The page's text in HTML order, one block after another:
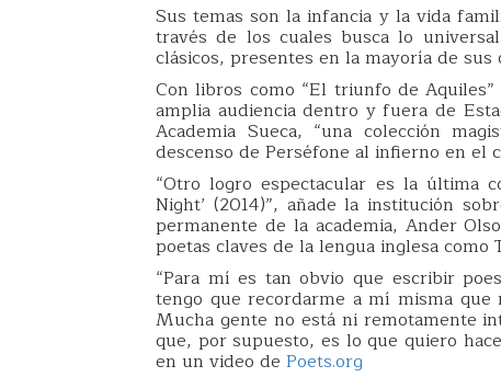
Sus temas son la infancia y la vida
través de los cuales busca lo
clásicos, presentes en la mayoría de sus
Con libros como “El triunfo de Aquiles”
amplia audiencia dentro y fuera de
Academia Sueca, “una colección
descenso de Perséfone al infierno en el
“Otro logro espectacular es la última
Night’ (2014)”, añade la institución
permanente de la academia, Ander
poetas claves de la lengua inglesa como
“Para mí es tan obvio que escribir
tengo que recordarme a mí misma
Mucha gente no está ni remotamente
que, por supuesto, es lo que quiero
en un video de Poets.org